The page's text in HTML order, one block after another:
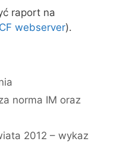
raport na
webserver).
norma IM oraz
2012 – wykaz